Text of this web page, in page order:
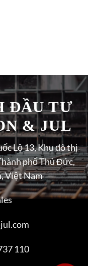
ĐẦU TƯ
& JUL
Lộ 13, Khu đô thị
phố Thủ Đức,
Việt Nam
110